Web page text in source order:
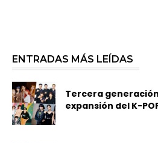
ENTRADAS MÁS LEÍDAS
Tercera generación
expansión del K-